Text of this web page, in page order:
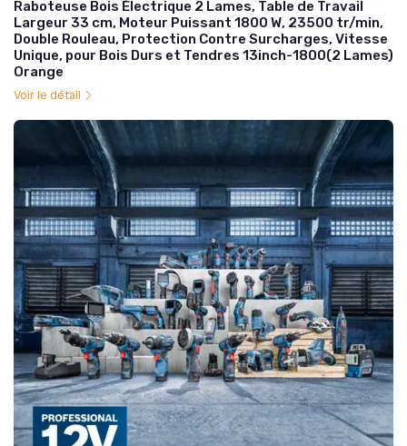
Raboteuse Bois Électrique 2 Lames, Table de Travail
Largeur 33 cm, Moteur Puissant 1800 W, 23500 tr/min,
Double Rouleau, Protection Contre Surcharges, Vitesse
Unique, pour Bois Durs et Tendres 13inch-1800(2 Lames)
Orange
Voir le détail